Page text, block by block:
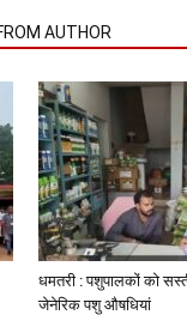
AUTHOR
धमतरी : पशुपालकों को
जेनेरिक पशु औषधियां